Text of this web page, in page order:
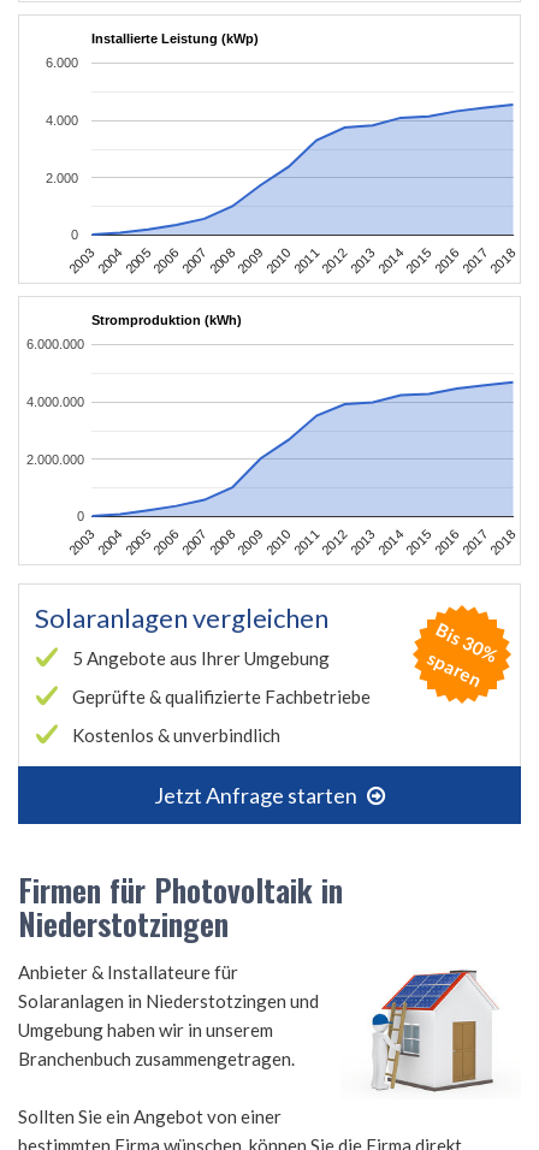
Installierte Leistung (kWp)
2003200420052006200720082009201020112012201320142015201620172018
0
2.000
4.000
6.000
Stromproduktion (kWh)
2003200420052006200720082009201020112012201320142015201620172018
0
2.000.000
4.000.000
6.000.000
Solaranlagen vergleichen
5 Angebote aus Ihrer Umgebung
Geprüfte & qualifizierte Fachbetriebe
Kostenlos & unverbindlich
Jetzt Anfrage starten
B
is
3
0
%
s
p
a
r
e
n
Firmen für Photovoltaik in
Niederstotzingen
Anbieter & Installateure für
Solaranlagen in Niederstotzingen und
Umgebung haben wir in unserem
Branchenbuch zusammengetragen.
Sollten Sie ein Angebot von einer
bestimmten Firma wünschen, können Sie die Firma direkt